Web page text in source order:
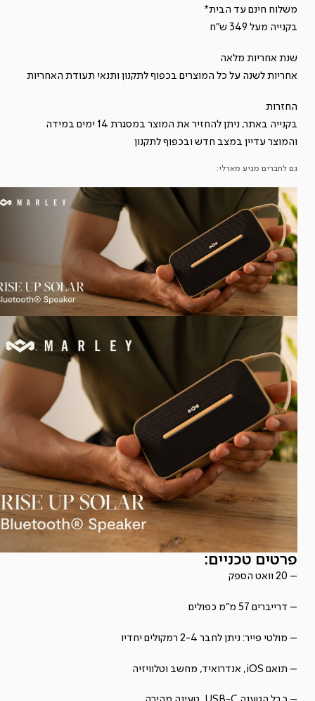
נייד
סולארי
RISE
UP
משלוח חינם עד הבית*
בקנייה מעל 349 ש"ח
שנת אחריות מלאה
אחריות לשנה על כל המוצרים בכפוף לתקנון ותנאי תעודת האחריות
החזרות
בקנייה באתר, ניתן להחזיר את המוצר במסגרת 14 ימים במידה
והמוצר עדיין במצב חדש ובכפוף לתקנון
גם לחברים מגיע מארלי:
פרטים טכניים:
– 20 וואט הספק
– דרייברים 57 מ"מ כפולים
– מולטי פייר: ניתן לחבר 2-4 רמקולים יחדיו
– תואם iOS, אנדרואיד, מחשב וטלוויזיה